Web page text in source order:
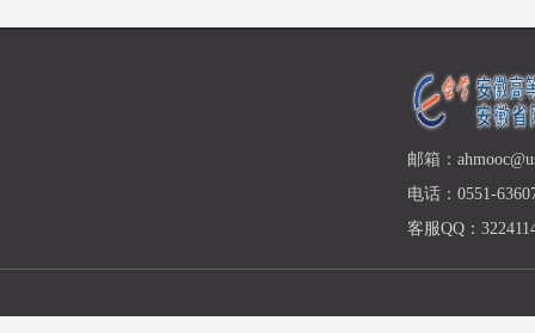
邮箱：
电话：0551-
客服QQ：